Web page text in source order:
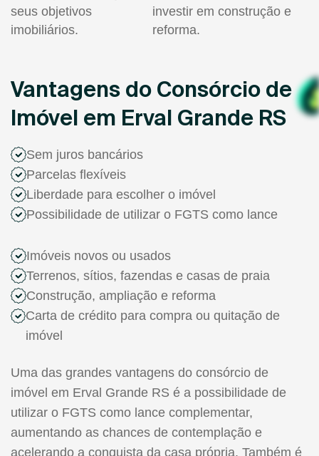
seus objetivos
imobiliários.
investir em construção e
reforma.
Vantagens do Consórcio de
Imóvel em Erval Grande RS
Sem juros bancários
Parcelas flexíveis
Liberdade para escolher o imóvel
Possibilidade de utilizar o FGTS como lance
Imóveis novos ou usados
Terrenos, sítios, fazendas e casas de praia
Construção, ampliação e reforma
Carta de crédito para compra ou quitação de
imóvel
Uma das grandes vantagens do consórcio de
imóvel em Erval Grande RS é a possibilidade de
utilizar o FGTS como lance complementar,
aumentando as chances de contemplação e
acelerando a conquista da casa própria. Também é